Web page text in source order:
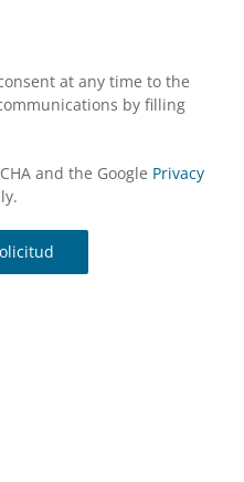
at any time to the
by filling
and the Google Privacy